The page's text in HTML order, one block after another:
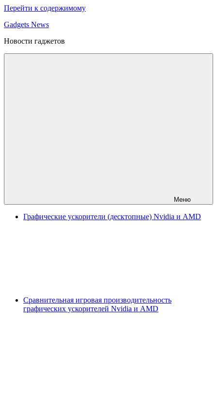
Перейти к содержимому
Gadgets News
Новости гаджетов
Меню
Графические ускорители (десктопные) Nvidia и AMD
Сравнительная игровая производительность
графических ускорителей Nvidia и AMD